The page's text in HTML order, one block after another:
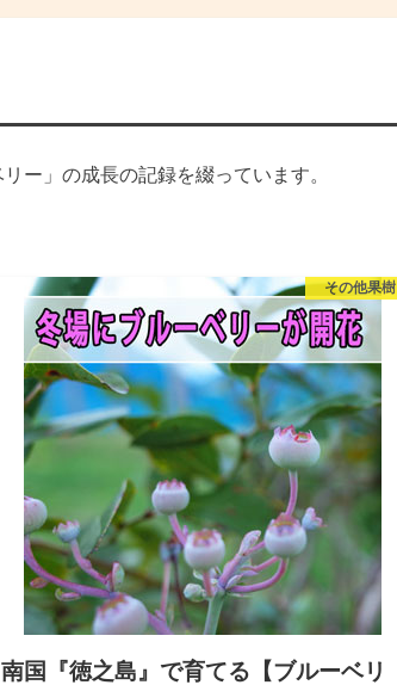
ー」の成長の記録を綴っています。
その他果樹
南国『徳之島』で育てる【ブルーベリ